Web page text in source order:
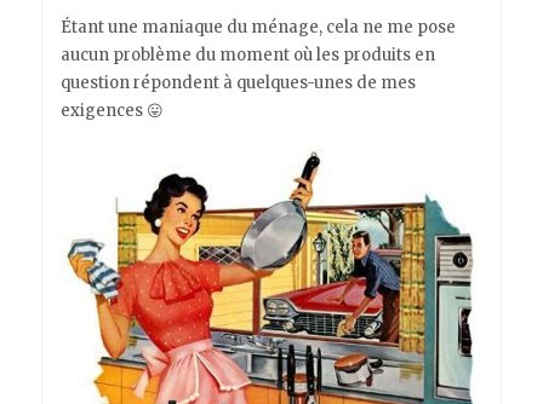
Étant une maniaque du ménage, cela ne me pose
aucun problème du moment où les produits en
question répondent à quelques-unes de mes
exigences 😛